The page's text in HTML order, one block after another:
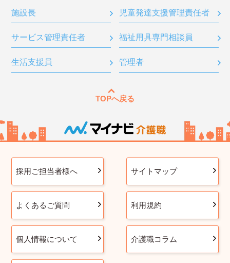
施設長 児童発達支援管理責任者
サービス管理責任者 福祉用具専門相談員
生活支援員 管理者
TOPへ戻る
採用ご担当者様へ サイトマップ
よくあるご質問 利用規約
個人情報について 介護職コラム